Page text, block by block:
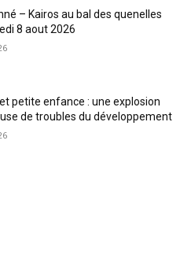
– Kairos au bal des quenelles
8 aout 2026
petite enfance : une explosion
de troubles du développement